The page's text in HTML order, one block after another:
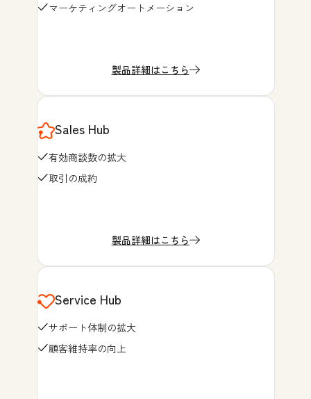
マーケティングオートメーション
製品詳細はこちら
Sales Hub
有効商談数の拡大
取引の成約
製品詳細はこちら
Service Hub
サポート体制の拡大
顧客維持率の向上